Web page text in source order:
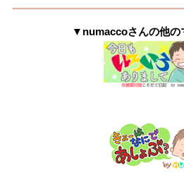
▼numaccoさんの他の